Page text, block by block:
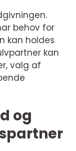
behov for
kan holdes
kan
valg af
og